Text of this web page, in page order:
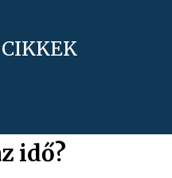
idő?